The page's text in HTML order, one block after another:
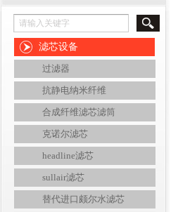
滤芯设备
过滤器
抗静电纳米纤维
合成纤维滤芯滤筒
克诺尔滤芯
headline滤芯
sullair滤芯
替代进口颇尔水滤芯